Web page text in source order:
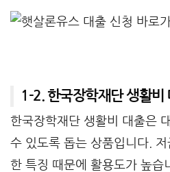
1-2. 한국장학재단 생활비
한국장학재단 생활비 대출은
수 있도록 돕는 상품입니다.
한 특징 때문에 활용도가 높습